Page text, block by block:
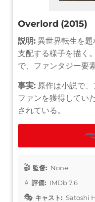
Overlord (2015)
説明: 異世界転生を
支配する様子を描く
で、ファンタジー要
事実: 原作は小説で
ファンを獲得してい
されている。
監督: None
評価: IMDb 7.6
キャスト: Satoshi